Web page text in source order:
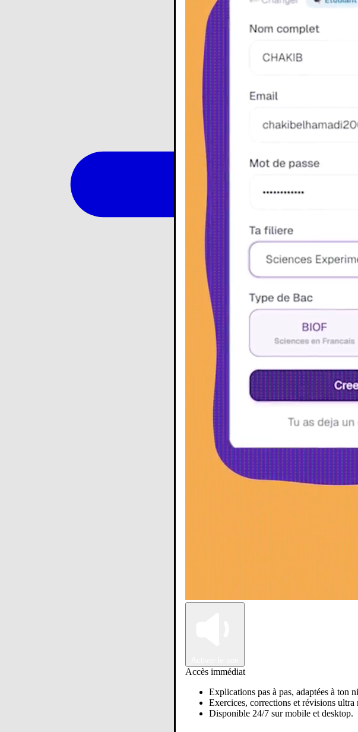
Accès immédiat
Explications pas à pas, adaptées à ton
Exercices, corrections et révisions ultra
Disponible 24/7 sur mobile et desktop.